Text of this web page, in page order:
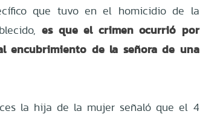
que tuvo en el homicidio de la
es que el crimen ocurrió por
encubrimiento de la señora de una
la hija de la mujer señaló que el 4